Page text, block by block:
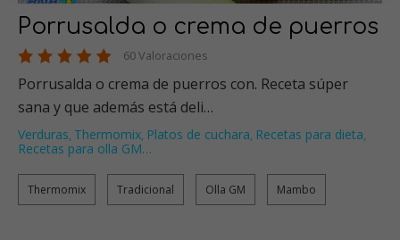
Porrusalda o crema de puerros
60 Valoraciones
Porrusalda o crema de puerros con. Receta súper
sana y que además está deli…
Verduras, Thermomix, Platos de cuchara, Recetas para dieta,
Recetas para olla GM…
Thermomix Tradicional Olla GM Mambo